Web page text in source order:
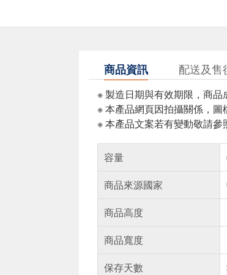
商品資訊 配送及售
※ 製造日期與有效期限，商
※ 本產品網頁因拍攝關係，
※ 本產品文案若有變動敬請參
容量
商品來源國家
商品高度
商品寬度
保存天數